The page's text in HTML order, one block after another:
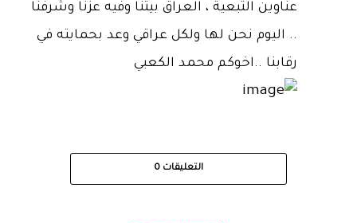
عناوين التبعية ، العراق بيتنا وفيه عزنا وشرفنا
.. اليوم نحن لها ولكل عراقي وعد بحمايته في
رقابنا ..اخوكم محمد الكعبي
التعليقات 0